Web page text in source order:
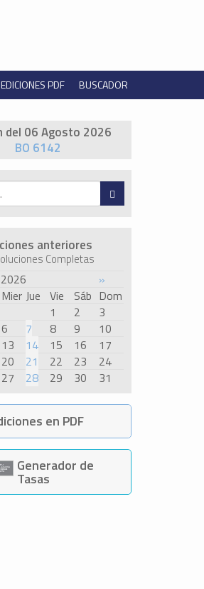
EDICIONES PDF BUSCADOR
del 06 Agosto 2026
BO 6142
anteriores
Completas
»
Mier Jue Vie Sáb Dom
1
2
3
6 7 8 9
10
13 14 15 16
17
20 21 22 23
24
27 28 29 30 31
en PDF
Generador de
Tasas